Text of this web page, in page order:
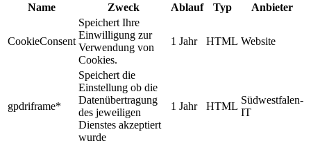
Name Zweck Ablauf Typ Anbieter
CookieConsent
Speichert Ihre
Einwilligung zur
Verwendung von
Cookies.
1 Jahr HTML Website
gpdriframe*
Speichert die
Einstellung ob die
Datenübertragung
des jeweiligen
Dienstes akzeptiert
wurde
1 Jahr HTML
Südwestfalen-
IT